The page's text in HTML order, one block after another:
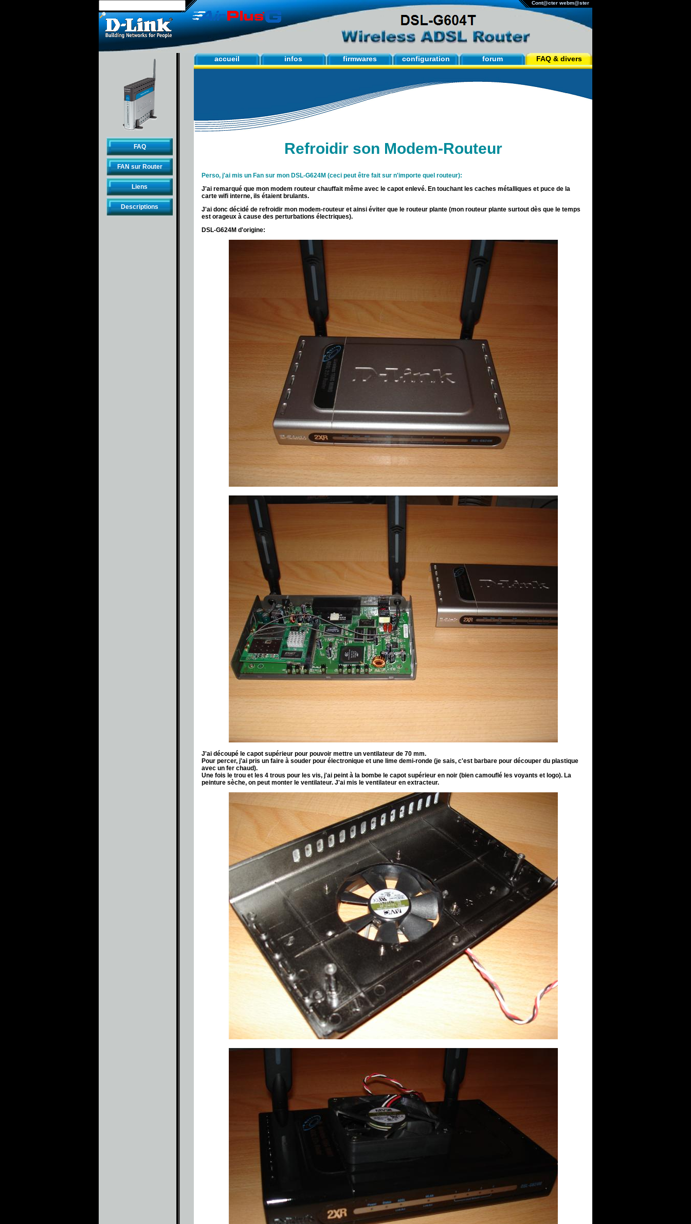
Cont@cter webm@ster
FAQ
FAN sur Router
Liens
Descriptions
accueil infos firmwares configuration forum FAQ & divers
Refroidir son Modem-Routeur
Perso, j'ai mis un Fan sur mon DSL-G624M (ceci peut être fait sur n'importe quel routeur):
J'ai remarqué que mon modem routeur chauffait même avec le capot enlevé. En touchant les caches métalliques et puce de la
carte wifi interne, ils étaient brulants.
J'ai donc décidé de refroidir mon modem-routeur et ainsi éviter que le routeur plante (mon routeur plante surtout dès que le temps
est orageux à cause des perturbations électriques).
DSL-G624M d'origine:
J'ai découpé le capot supérieur pour pouvoir mettre un ventilateur de 70 mm.
Pour percer, j'ai pris un faire à souder pour électronique et une lime demi-ronde (je sais, c'est barbare pour découper du plastique
avec un fer chaud).
Une fois le trou et les 4 trous pour les vis, j'ai peint à la bombe le capot supérieur en noir (bien camouflé les voyants et logo). La
peinture sèche, on peut monter le ventilateur. J'ai mis le ventilateur en extracteur.